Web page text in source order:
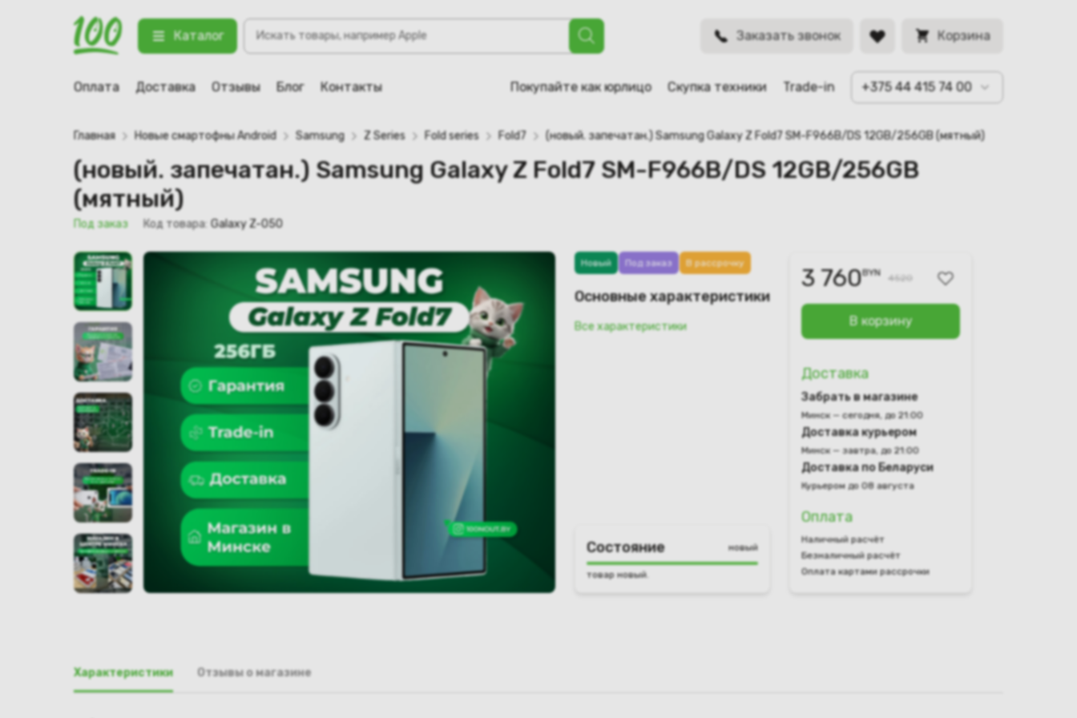
Каталог
товаров
Заказать звонок Корзина
Оплата Доставка Отзывы Блог Контакты Покупайте как юрлицо Скупка техники Trade-in +375 44 415 74 00
(новый. запечатан.) Samsung Galaxy Z Fold7 SM-F966B/DS 12GB/256GB (мятный)
123 Под заказ
Главная Новые смартофны Android Samsung Z Series Fold series Fold7 (новый. запечатан.) Samsung Galaxy Z Fold7 SM-F966B/DS 12GB/256GB (мятный)
(новый. запечатан.) Samsung Galaxy Z Fold7 SM-F966B/DS 12GB/256GB
(мятный)
Под заказ Код товара: Galaxy Z-050
Новый Под заказ В рассрочку
Основные характеристики
Все характеристики
Состояние новый
товар новый.
3 760BYN 4520
В корзину
Доставка
Забрать в магазине
Минск — сегодня, до 21:00
Доставка курьером
Минск — завтра, до 21:00
Доставка по Беларуси
Курьером до 08 августа
Оплата
Наличный расчёт
Безналичный расчёт
Оплата картами рассрочки
Характеристики Отзывы о магазине